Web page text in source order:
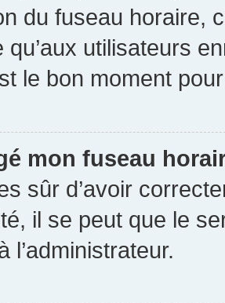
du fuseau horaire,
qu’aux utilisateurs
le bon moment
mon fuseau
sûr d’avoir
il se peut que le
l’administrateur.